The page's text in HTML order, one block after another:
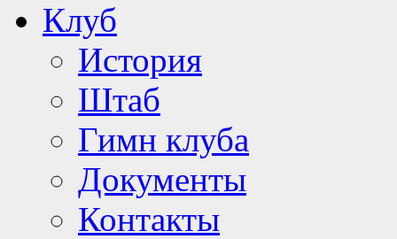
Клуб
История
Штаб
Гимн клуба
Документы
Контакты